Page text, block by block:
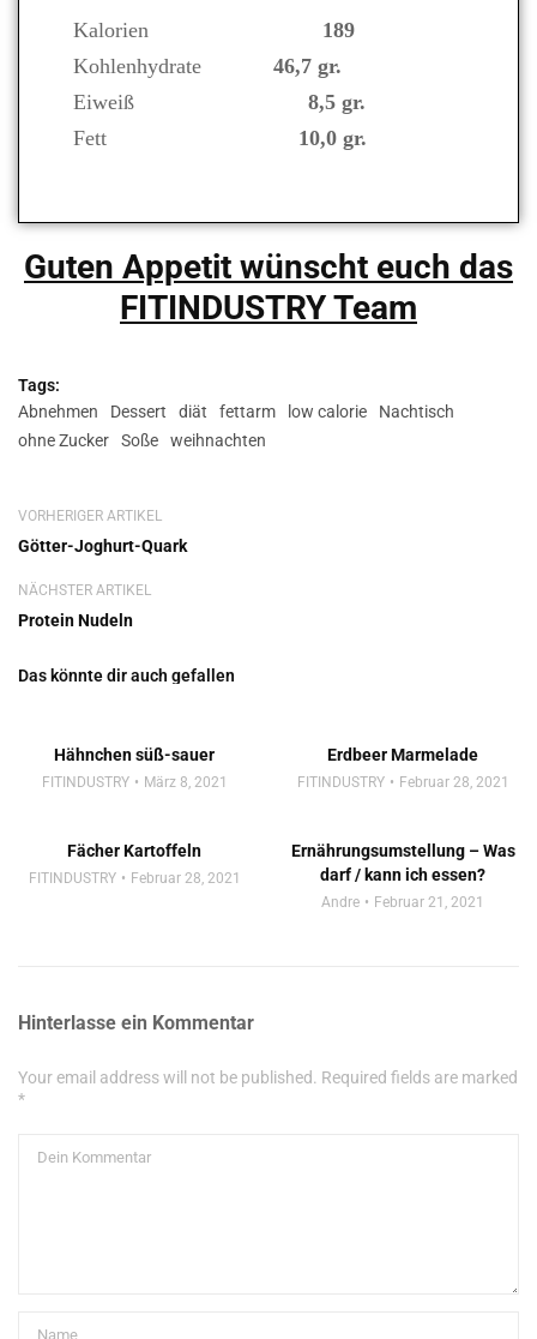
Kalorien 189
Kohlenhydrate 46,7 gr.
Eiweiß 8,5 gr.
Fett 10,0 gr.
Guten Appetit wünscht euch das
FITINDUSTRY Team
Tags:
Abnehmen
Dessert diät fettarm low calorie
Nachtisch
ohne Zucker
Soße weihnachten
VORHERIGER ARTIKEL
Götter-Joghurt-Quark
NÄCHSTER ARTIKEL
Protein Nudeln
Das könnte dir auch gefallen
Hähnchen süß-sauer
FITINDUSTRY März 8, 2021
Erdbeer Marmelade
FITINDUSTRY Februar 28, 2021
Fächer Kartoffeln
FITINDUSTRY Februar 28, 2021
Ernährungsumstellung – Was
darf / kann ich essen?
Andre Februar 21, 2021
Hinterlasse ein Kommentar
Your email address will not be published. Required fields are marked
*